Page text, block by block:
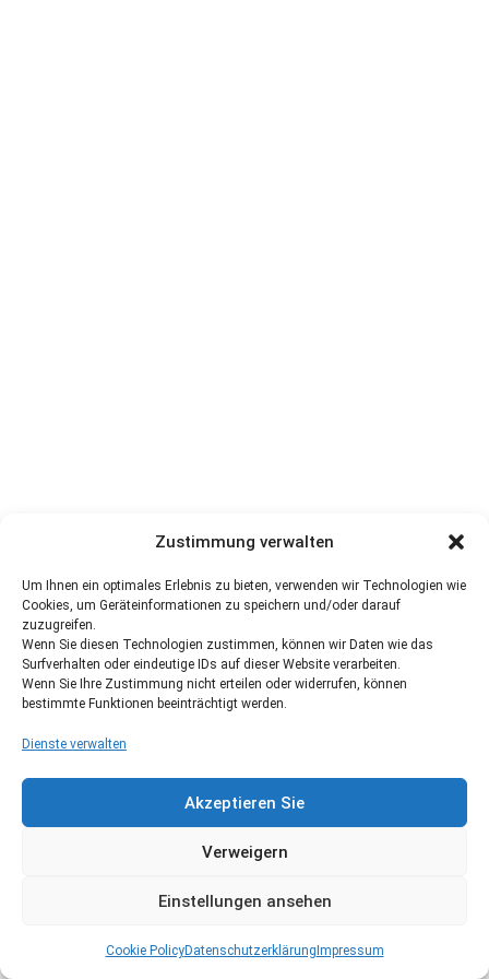
Zustimmung verwalten
Um Ihnen ein optimales Erlebnis zu bieten, verwenden wir Technologien wie
Cookies, um Geräteinformationen zu speichern und/oder darauf
zuzugreifen.
Wenn Sie diesen Technologien zustimmen, können wir Daten wie das
Surfverhalten oder eindeutige IDs auf dieser Website verarbeiten.
Wenn Sie Ihre Zustimmung nicht erteilen oder widerrufen, können
bestimmte Funktionen beeinträchtigt werden.
Dienste verwalten
Akzeptieren Sie
Verweigern
Einstellungen ansehen
Cookie PolicyDatenschutzerklärung Impressum